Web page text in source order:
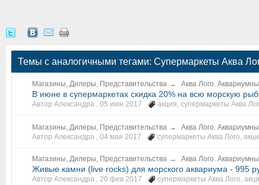
Темы с аналогичными тегами: Супермаркеты Аква
Магазины, Дилеры, Представительства → Аква Лого.
В июне в супермаркетах скидка 20% на всю морскую
Автор Александра , 05 июн 2017 акция супермаркеты Аква
Магазины, Дилеры, Представительства → Аква Лого.
Автор Александра , 04 мая 2017 супермаркеты Аква Лого
Магазины, Дилеры, Представительства → Аква Лого.
Живые камни (live rocks) для морского аквариума - 995
Автор Александра , 20 фев 2017 супермаркеты Аква Лого